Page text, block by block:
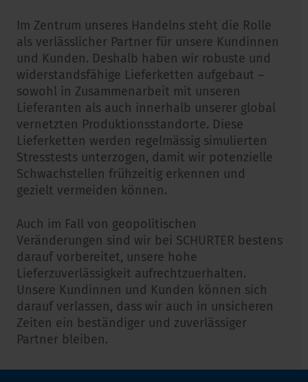
Im Zentrum unseres Handelns steht die Rolle
als verlässlicher Partner für unsere Kundinnen
und Kunden. Deshalb haben wir robuste und
widerstandsfähige Lieferketten aufgebaut –
sowohl in Zusammenarbeit mit unseren
Lieferanten als auch innerhalb unserer global
vernetzten Produktionsstandorte. Diese
Lieferketten werden regelmässig simulierten
Stresstests unterzogen, damit wir potenzielle
Schwachstellen frühzeitig erkennen und
gezielt vermeiden können.
Auch im Fall von geopolitischen
Veränderungen sind wir bei SCHURTER bestens
darauf vorbereitet, unsere hohe
Lieferzuverlässigkeit aufrechtzuerhalten.
Unsere Kundinnen und Kunden können sich
darauf verlassen, dass wir auch in unsicheren
Zeiten ein beständiger und zuverlässiger
Partner bleiben.